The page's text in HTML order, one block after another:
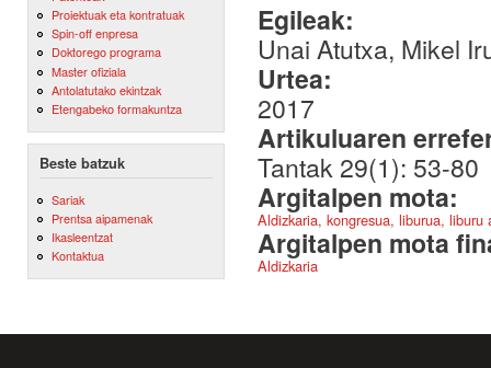
Proiektuak eta kontratuak
Spin-off enpresa
Doktorego programa
Master ofiziala
Antolatutako ekintzak
Etengabeko formakuntza
Beste batzuk
Sariak
Prentsa aipamenak
Ikasleentzat
Kontaktua
Egileak:
Unai Atutxa, Mikel
Urtea:
2017
Artikuluaren
Tantak 29(1): 53-80
Argitalpen mota:
Aldizkaria, kongresua, liburua,
Argitalpen mota
Aldizkaria